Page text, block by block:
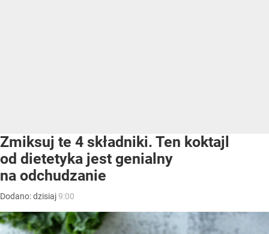
Zmiksuj te 4 składniki. Ten koktajl
od dietetyka jest genialny
na odchudzanie
Dodano:dzisiaj9:00